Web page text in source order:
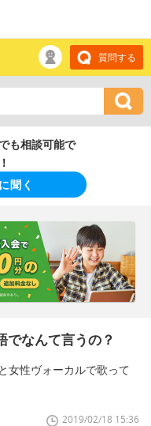
質問する
も相談可能で
聞く
でなんて言うの？
女性ヴォーカルで歌って
2019/02/18 15:36